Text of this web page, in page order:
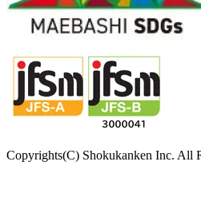
Copyrights(C) Shokukanken Inc. All